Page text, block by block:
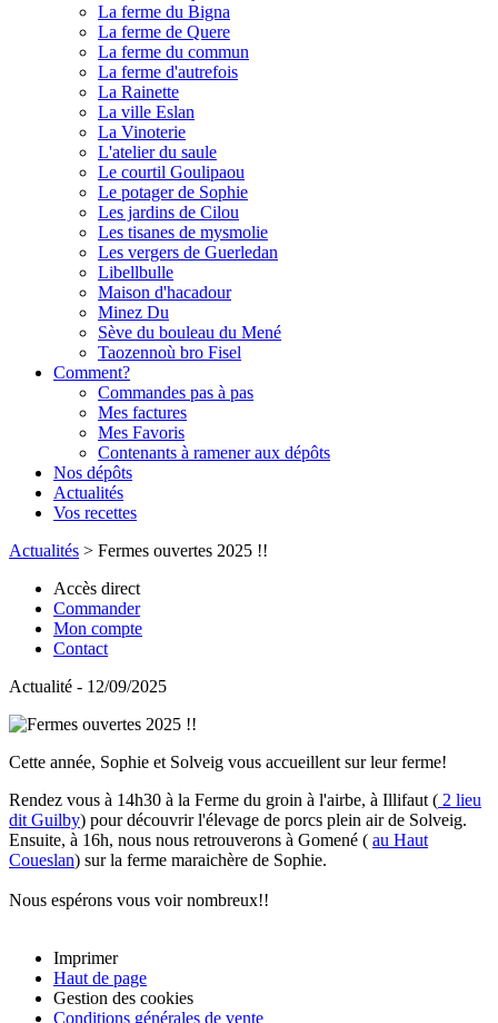
La ferme du Bigna
La ferme de Quere
La ferme du commun
La ferme d'autrefois
La Rainette
La ville Eslan
La Vinoterie
L'atelier du saule
Le courtil Goulipaou
Le potager de Sophie
Les jardins de Cilou
Les tisanes de mysmolie
Les vergers de Guerledan
Libellbulle
Maison d'hacadour
Minez Du
Sève du bouleau du Mené
Taozennoù bro Fisel
Comment?
Commandes pas à pas
Mes factures
Mes Favoris
Contenants à ramener aux dépôts
Nos dépôts
Actualités
Vos recettes
Actualités > Fermes ouvertes 2025 !!
Accès direct
Commander
Mon compte
Contact
Actualité - 12/09/2025
Cette année, Sophie et Solveig vous accueillent sur leur ferme!
Rendez vous à 14h30 à la Ferme du groin à l'airbe, à Illifaut ( 2 lieu
dit Guilby) pour découvrir l'élevage de porcs plein air de Solveig.
Ensuite, à 16h, nous nous retrouverons à Gomené ( au Haut
Coueslan) sur la ferme maraichère de Sophie.
Nous espérons vous voir nombreux!!
Imprimer
Haut de page
Gestion des cookies
Conditions générales de vente